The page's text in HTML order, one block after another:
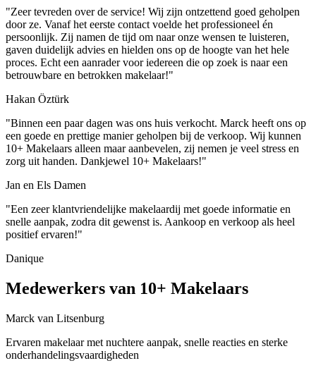
"Zeer tevreden over de service! Wij zijn ontzettend goed geholpen
door ze. Vanaf het eerste contact voelde het professioneel én
persoonlijk. Zij namen de tijd om naar onze wensen te luisteren,
gaven duidelijk advies en hielden ons op de hoogte van het hele
proces. Echt een aanrader voor iedereen die op zoek is naar een
betrouwbare en betrokken makelaar!"
Hakan Öztürk
"Binnen een paar dagen was ons huis verkocht. Marck heeft ons op
een goede en prettige manier geholpen bij de verkoop. Wij kunnen
10+ Makelaars alleen maar aanbevelen, zij nemen je veel stress en
zorg uit handen. Dankjewel 10+ Makelaars!"
Jan en Els Damen
"Een zeer klantvriendelijke makelaardij met goede informatie en
snelle aanpak, zodra dit gewenst is. Aankoop en verkoop als heel
positief ervaren!"
Danique
Medewerkers van 10+ Makelaars
Marck van Litsenburg
Ervaren makelaar met nuchtere aanpak, snelle reacties en sterke
onderhandelingsvaardigheden